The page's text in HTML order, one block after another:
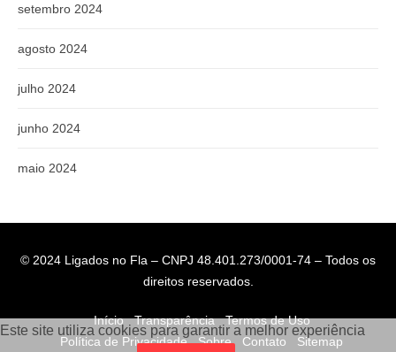
setembro 2024
agosto 2024
julho 2024
junho 2024
maio 2024
© 2024 Ligados no Fla – CNPJ 48.401.273/0001-74 – Todos os
direitos reservados.
Início Transparência
Termos de Uso
Política de Privacidade
Sobre Contato Sitemap
Este site utiliza cookies para garantir a melhor experiência